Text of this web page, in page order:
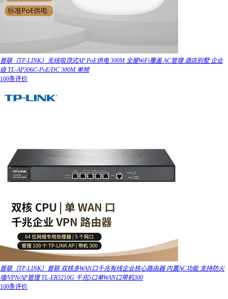
普联（TP-LINK）无线吸顶式AP PoE供电 300M 全屋WiFi覆盖 AC管理 酒店别墅 企业
级 TL-AP306C-PoE/DC 300M 单频
100条评价
普联（TP-LINK）普联 双核多WAN口千兆有线企业核心路由器 内置AC功能 支持防火
墙/VPN/AP管理 TL-ER3210G 千兆5口单WAN口带机300
100条评价